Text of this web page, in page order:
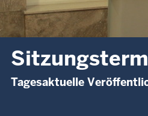
Tagesaktuelle